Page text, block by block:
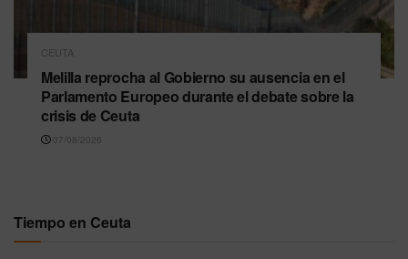
CEUTA
Melilla reprocha al Gobierno su ausencia en el
Parlamento Europeo durante el debate sobre la
crisis de Ceuta
07/08/2026
Tiempo en Ceuta